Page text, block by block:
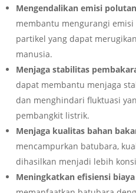
Mengendalikan emisi polutan
membantu mengurangi
partikel yang dapat
manusia.
Menjaga stabilitas
dapat membantu menjaga
dan menghindari fluktuasi
pembangkit listrik.
Menjaga kualitas bahan
mencampurkan batubara,
dihasilkan menjadi lebih
Meningkatkan efisiensi